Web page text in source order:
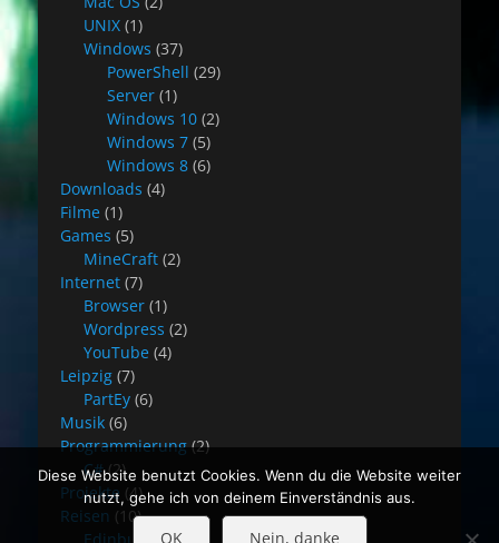
UNIX (1)
Windows (37)
PowerShell (29)
Server (1)
Windows 10 (2)
Windows 7 (5)
Windows 8 (6)
Downloads (4)
Filme (1)
Games (5)
MineCraft (2)
Internet (7)
Browser (1)
Wordpress (2)
YouTube (4)
Leipzig (7)
PartEy (6)
Musik (6)
Programmierung (2)
C#(2)
Projekte (4)
Reisen (10)
Diese Website benutzt Cookies. Wenn du die Website weiter
nutzt, gehe ich von deinem Einverständnis aus.
OK Nein, danke